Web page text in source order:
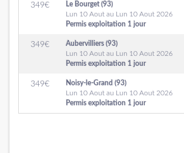
349€
Le Bourget (93)
Lun 10 Aout au Lun 10 Aout 2026
Permis exploitation 1 jour
349€
Aubervilliers (93)
Lun 10 Aout au Lun 10 Aout 2026
Permis exploitation 1 jour
349€
Noisy-le-Grand (93)
Lun 10 Aout au Lun 10 Aout 2026
Permis exploitation 1 jour